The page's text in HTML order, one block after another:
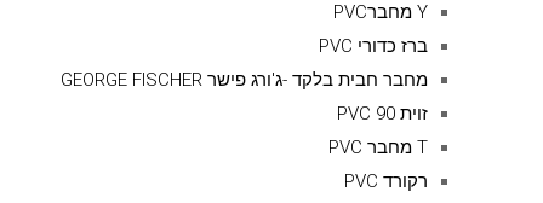
Y מחברPVC
ברז כדורי PVC
מחבר חבית בלקד -ג'ורג פישר GEORGE FISCHER
זוית 90 PVC
T מחבר PVC
רקורד PVC